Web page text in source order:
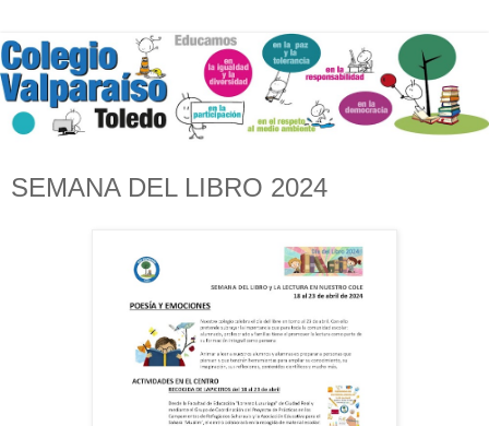
SEMANA DEL LIBRO 2024